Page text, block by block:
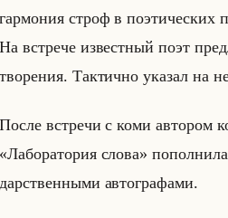
гар­мо­ния строф в по­эти­че­ских
На встре­че из­вест­ный поэт
тво­ре­ния. Так­тич­но ука­зал на
После встре­чи с коми ав­то­ром
«Лаборатория слова»
дар­ствен­ны­ми ав­то­гра­фа­ми.